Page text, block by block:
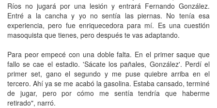
Ríos no jugará por una lesión y entrará Fernando González.
Entré a la cancha y yo no sentía las piernas. No tenía esa
experiencia, pero fue enriquecedora para mí. Es una cuestión
masoquista que tienes, pero después te vas adaptando.
Para peor empecé con una doble falta. En el primer saque que
fallo se cae el estadio. 'Sácate los pañales, González'. Perdí el
primer set, gano el segundo y me puse quiebre arriba en el
tercero. Ahí ya se me acabó la gasolina. Estaba cansado, terminé
de jugar, pero por cómo me sentía tendría que haberme
retirado", narró.